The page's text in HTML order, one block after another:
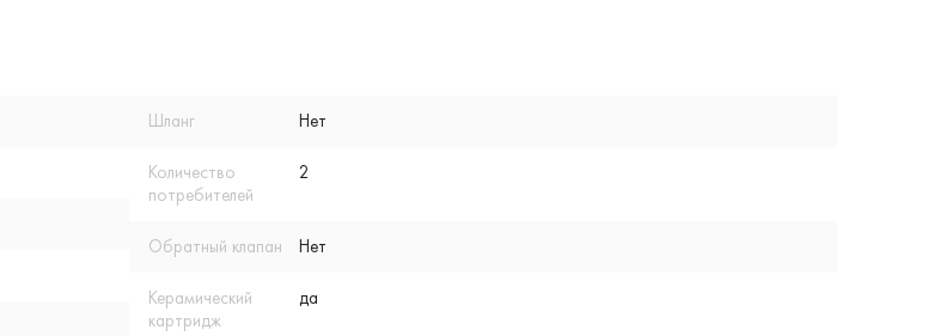
Шланг Нет
Количество
потребителей
2
Обратный клапан Нет
Керамический
картридж
да